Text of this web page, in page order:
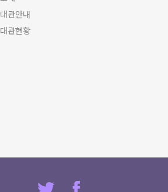
대관안내
대관현황